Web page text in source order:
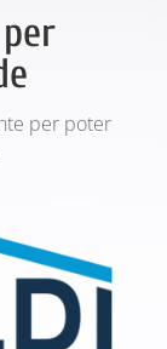
per poter